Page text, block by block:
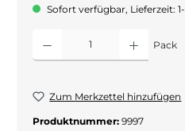
Sofort verfügbar, Lieferzeit:
Produkt Anzahl: Gib den
Pack
Zum Merkzettel hinzufügen
Produktnummer: 9997